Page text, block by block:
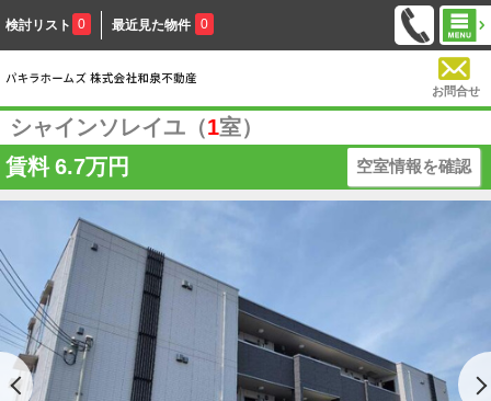
検討リスト 0 最近見た物件 0
お問合せ
シャインソレイユ（1室）
賃料 6.7万円 空室情報を確認